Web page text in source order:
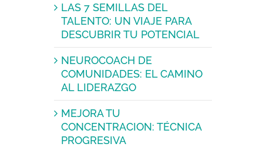
LAS 7 SEMILLAS DEL
TALENTO: UN VIAJE PARA
DESCUBRIR TU POTENCIAL
NEUROCOACH DE
COMUNIDADES: EL CAMINO
AL LIDERAZGO
MEJORA TU
CONCENTRACION: TÉCNICA
PROGRESIVA